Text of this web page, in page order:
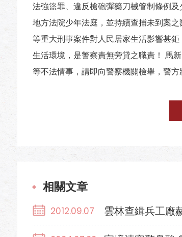
法強盜罪、違反槍砲彈藥刀械管制條例
地方法院少年法庭，並持續查捕未到案
等重大刑事案件對人民居家生活影響甚
生活環境，是警察責無旁貸之職責！ 馬
等不法情事，請即向警察機關檢舉，警方
相關文章
2012.09.07 雲林查緝兵工廠